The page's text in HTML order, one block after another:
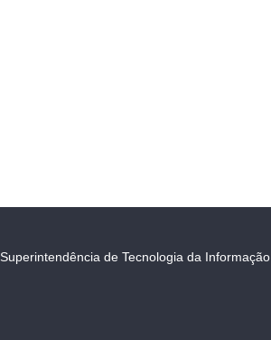
Superintendência de Tecnologia da Informação